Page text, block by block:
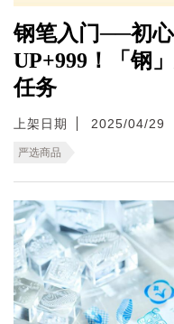
钢笔入门──初
UP+999！「钢
任务
上架日期 2025/04/29
严选商品